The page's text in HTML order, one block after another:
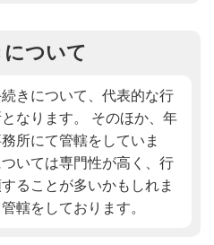
ついて
きについて、代表的な行
なります。 そのほか、年
所にて管轄をしていま
いては専門性が高く、行
ることが多いかもしれま
轄をしております。